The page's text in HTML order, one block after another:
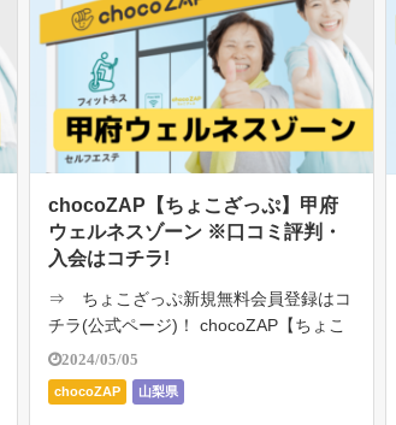
chocoZAP【ちょこざっぷ】甲府
ウェルネスゾーン ※口コミ評判・
入会はコチラ!
⇒ ちょこざっぷ新規無料会員登録はコ
チラ(公式ページ)！ chocoZAP【ちょこ
ざっぷ】甲府ウェルネスゾーン は、RIZ
AP監修の24時間ジム。月額2980円（税
込み3278円）で通い放題。初心者向け
2024/05/05
chocoZAP 山梨県